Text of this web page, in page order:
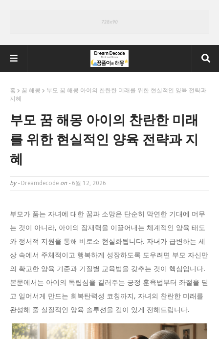
홈 꿈 해몽
부모 꿈 해몽 아이의 찬란한 미래를 위한 현실적인 양육 전략과
지혜
부모 꿈 해몽 아이의 찬란한 미래
를 위한 현실적인 양육 전략과 지
혜
by - Dreamdecode on - 6월 12, 2026
부모가 품는 자녀에 대한 꿈과 소망은 단순히 막연한 기대에 머무
는 것이 아니라, 아이의 잠재력을 이끌어내는 체계적인 양육 태도
와 정서적 지원을 통해 비로소 현실화됩니다. 자녀가 급변하는 세
상 속에서 주체적이고 행복하게 성장하도록 도우려면 부모 자신만
의 확고한 양육 기준과 기질별 교육법을 갖추는 것이 핵심입니다.
본문에서는 아이의 독립심을 길러주는 긍정 훈육법부터 좌절을 딛
고 일어서게 만드는 회복탄력성 코칭까지, 자녀의 찬란한 미래를
완성해 줄 실질적인 양육 솔루션을 깊이 있게 전해드립니다.